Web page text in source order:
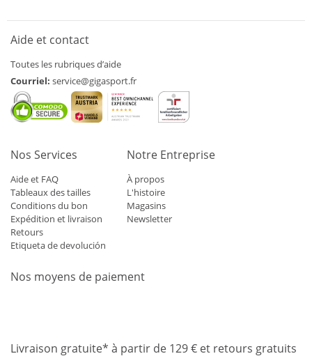
Aide et contact
Toutes les rubriques d’aide
Courriel: service@gigasport.fr
Nos Services
Aide et FAQ
Tableaux des tailles
Conditions du bon
Expédition et livraison
Retours
Etiqueta de devolución
Notre Entreprise
À propos
L'histoire
Magasins
Newsletter
Nos moyens de paiement
Livraison gratuite* à partir de 129 € et retours gratuits